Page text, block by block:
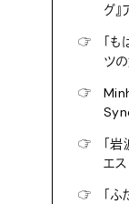
グ』
☞
「
ツ
☞
☞
「
エス
☞
「